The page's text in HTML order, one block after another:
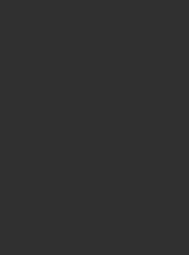
やポイントも紹介
メリットを初心者向けにわかり
化の課題などを解説